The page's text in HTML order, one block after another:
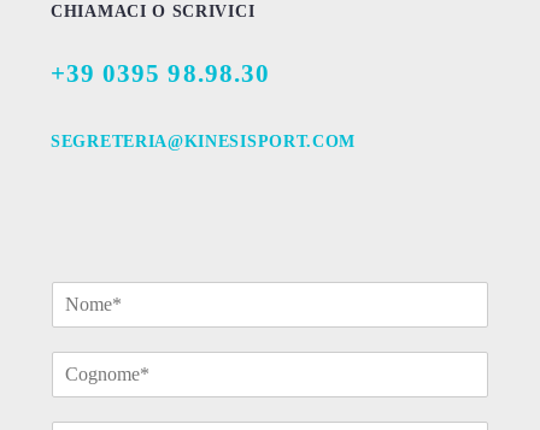
CHIAMACI O SCRIVICI
+39 0395 98.98.30
SEGRETERIA@KINESISPORT.COM